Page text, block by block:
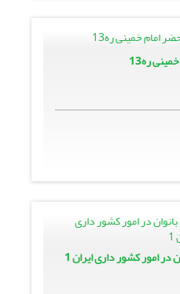
ره13
در امور کشور دارى ایران 1